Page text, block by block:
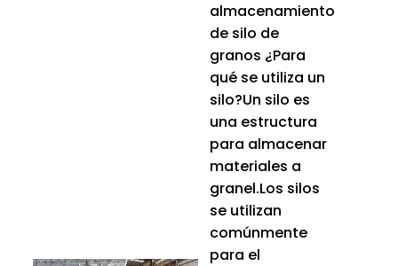
almacenamiento
de silo de
granos ¿Para
qué se utiliza un
silo?Un silo es
una estructura
para almacenar
materiales a
granel.Los silos
se utilizan
comúnmente
para el